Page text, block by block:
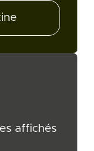
affichés